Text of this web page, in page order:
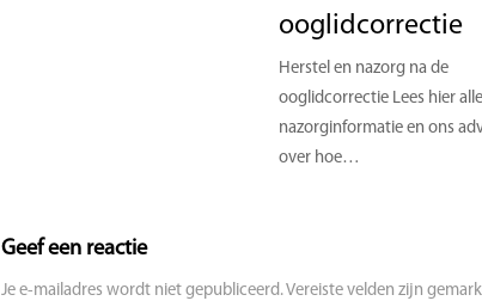
ooglidcorrectie
Herstel en nazorg na de
ooglidcorrectie Lees hier alle
nazorginformatie en ons
over hoe…
Geef een reactie
Je e-mailadres wordt niet gepubliceerd.Vereiste velden zijn